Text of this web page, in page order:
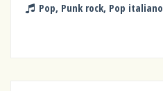
Pop, Punk rock, Pop italiano